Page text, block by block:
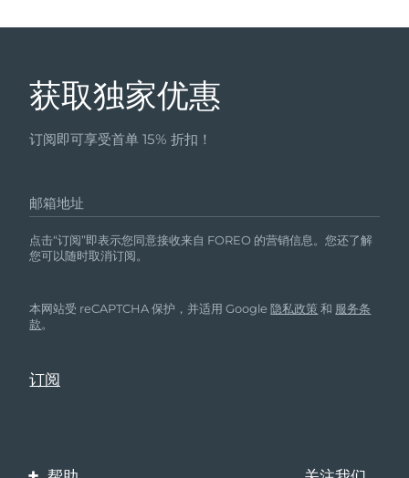
获取独家优惠
订阅即可享受首单 15% 折扣！
邮箱地址
点击“订阅”即表示您同意接收来自 FOREO 的营销信息。您还了解
您可以随时取消订阅。
本网站受 reCAPTCHA 保护，并适用 Google隐私政策 和 服务条
款。